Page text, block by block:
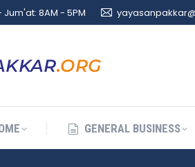
Jum'at: 8AM - 5PM
GENERAL BUSINESS
GENERAL BUSINESS